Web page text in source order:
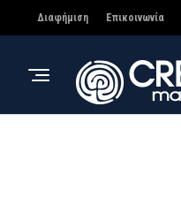
Διαφήμιση Επικοινωνία